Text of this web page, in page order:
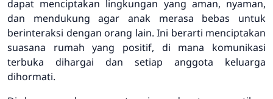
dapat menciptakan lingkungan yang aman, nyaman,
dan mendukung agar anak merasa bebas untuk
berinteraksi dengan orang lain. Ini berarti menciptakan
suasana rumah yang positif, di mana komunikasi
terbuka dihargai dan setiap anggota keluarga
dihormati.